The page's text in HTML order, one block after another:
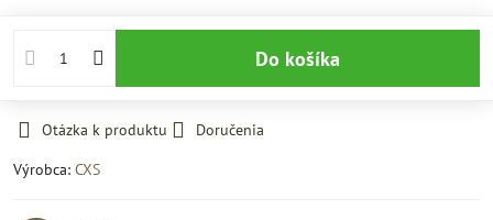
Do košíka
Otázka k produktu
Doručenia
Výrobca: CXS